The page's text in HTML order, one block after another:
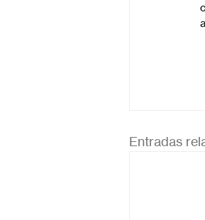
Entradas